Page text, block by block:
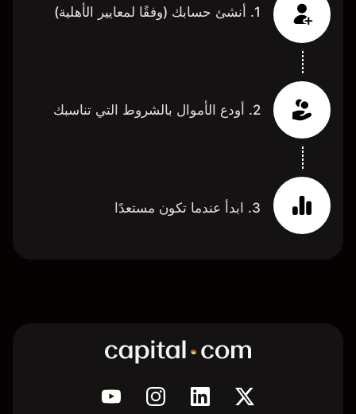
1. أنشئ حسابك (وفقًا لمعايير الأهلية)
2. أودع الأموال بالشروط التي تناسبك
3. ابدأ عندما تكون مستعدًا